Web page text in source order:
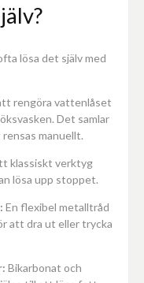
lösa det själv med
rengöra vattenlåset
Det samlar
manuellt.
klassiskt verktyg
lösa upp stoppet.
En flexibel metalltråd
att dra ut eller trycka
Bikarbonat och